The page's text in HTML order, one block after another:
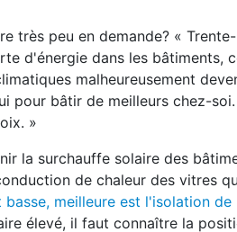
très peu en demande? «
d'énergie dans les bâtiments,
malheureusement
pour bâtir de meilleurs chez-
»
la surchauffe solaire des
de chaleur des vitres
basse, meilleure est l'isolation
élevé, il faut connaître la